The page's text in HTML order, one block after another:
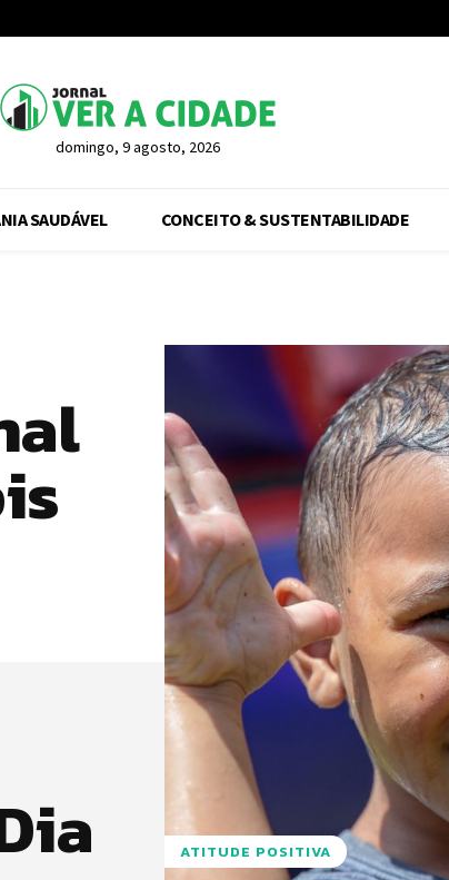
domingo, 9 agosto, 2026
SAUDÁVEL CONCEITO & SUSTENTABILIDADE
ATITUDE POSITIVA